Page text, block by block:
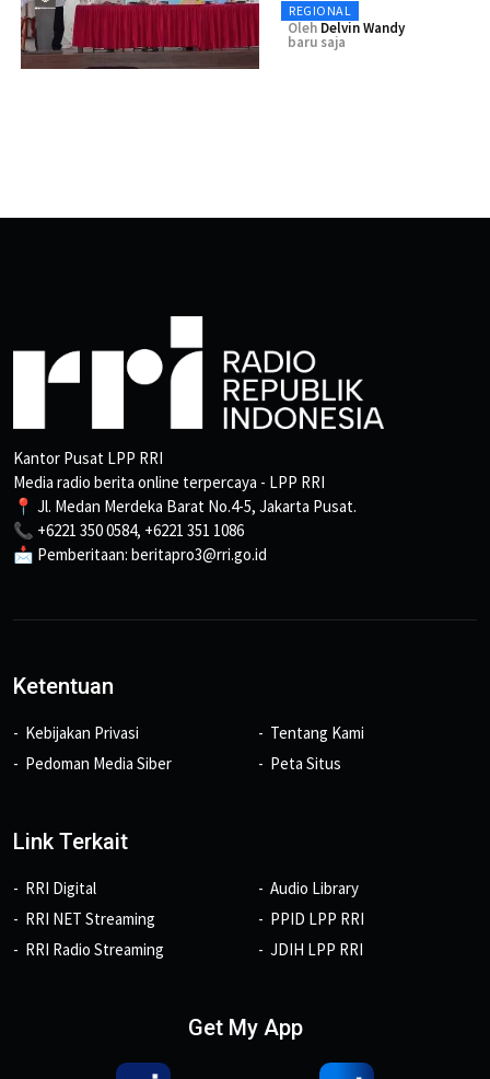
REGIONAL
Oleh Delvin Wandy
baru saja
Kantor Pusat LPP RRI
Media radio berita online terpercaya - LPP RRI
📍 Jl. Medan Merdeka Barat No.4-5, Jakarta Pusat.
📞 +6221 350 0584, +6221 351 1086
📩 Pemberitaan: beritapro3@rri.go.id
Ketentuan
Kebijakan Privasi
Pedoman Media Siber
Tentang Kami
Peta Situs
Link Terkait
RRI Digital
RRI NET Streaming
RRI Radio Streaming
Audio Library
PPID LPP RRI
JDIH LPP RRI
Get My App